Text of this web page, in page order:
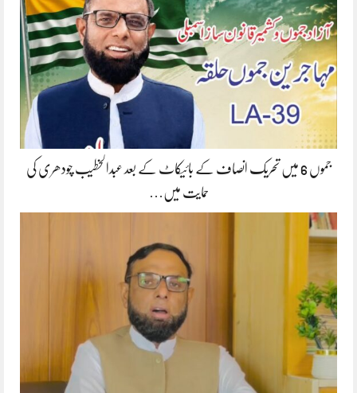
جموں 6 میں تحریک انصاف کے بائیکاٹ کے بعد عبدالخطیب چودھری کی
حمایت میں…